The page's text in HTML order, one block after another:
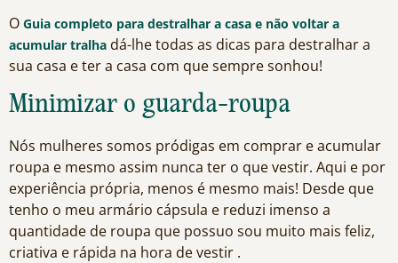
O Guia completo para destralhar a casa e não voltar a
acumular tralha dá-lhe todas as dicas para destralhar a
sua casa e ter a casa com que sempre sonhou!
Minimizar o guarda-roupa
Nós mulheres somos pródigas em comprar e acumular
roupa e mesmo assim nunca ter o que vestir. Aqui e por
experiência própria, menos é mesmo mais! Desde que
tenho o meu armário cápsula e reduzi imenso a
quantidade de roupa que possuo sou muito mais feliz,
criativa e rápida na hora de vestir .